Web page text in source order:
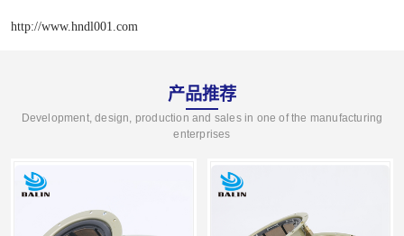
http://www.hndl001.com
产品推荐
Development, design, production and sales in one of the manufacturing
enterprises